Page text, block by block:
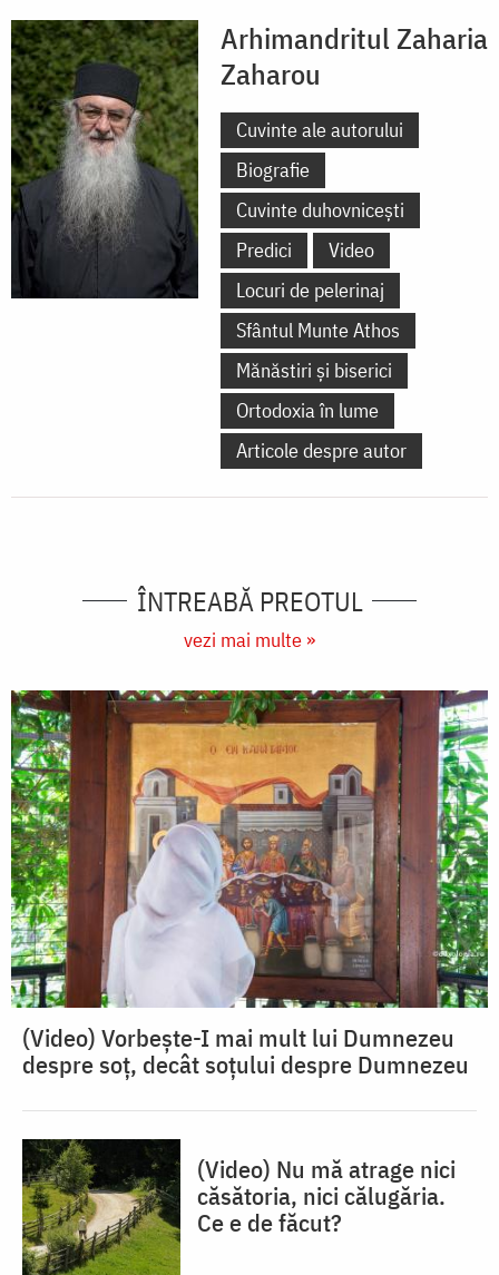
Arhimandritul Zaharia
Zaharou
Cuvinte ale autorului
Biografie
Cuvinte duhovnicești
Predici
Video
Locuri de pelerinaj
Sfântul Munte Athos
Mănăstiri și biserici
Ortodoxia în lume
Articole despre autor
ÎNTREABĂ PREOTUL
vezi mai multe »
(Video) Vorbește-I mai mult lui Dumnezeu
despre soț, decât soțului despre Dumnezeu
(Video) Nu mă atrage nici
căsătoria, nici călugăria.
Ce e de făcut?